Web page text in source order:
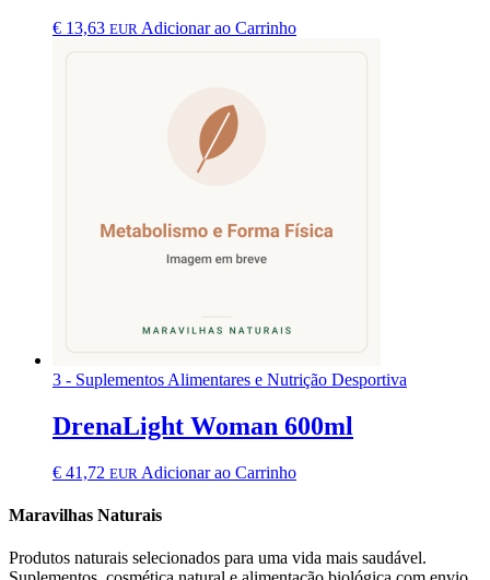
€ 13,63 EUR Adicionar ao Carrinho
3 - Suplementos Alimentares e Nutrição Desportiva
DrenaLight Woman 600ml
€ 41,72 EUR Adicionar ao Carrinho
Maravilhas Naturais
Produtos naturais selecionados para uma vida mais saudável.